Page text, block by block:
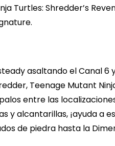
Turtles: Shredder’s
asaltando el Canal
Teenage Mutant
entre las
y alcantarillas, ¡ayuda a
de piedra hasta la